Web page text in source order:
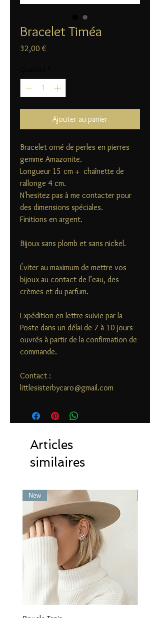
Bracelet Timéa
32,00 €
Ajouter au panier
Bracelet orné de perles en pierres
gemme Amazonite.
Longueur 15 cm + chaînette de
rallonge 4 cm.
N'hesitez pas à me contacter pour
des dimensions spéciales.
Finitions en argent.
Bijoux sans plomb et sans nickel.
Éviter au maximum de mettre vos
bijoux au contact de l’eau, des
crèmes et du parfum.
Expédition en lettre suivie par la
Poste dans un délai de 7 à 10 jours
ouvrés à partir de la confirmation de
commande.
Contact :
littlesisterbycaro@gmail.com
Articles
similaires
New